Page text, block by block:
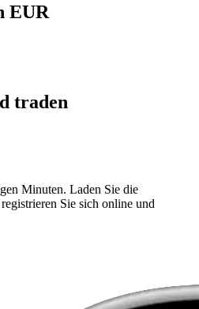
EUR
traden
Minuten. Laden Sie die
Sie sich online und